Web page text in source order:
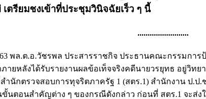
ตรียมชงเข้าที่ประชุมวินิจฉัยเร็ว ๆ นี้
.........................
พล.ต.อ.วัชรพล ประสารราชกิจ ประธานคณะกรรมกา
ภายหลังได้รับรายงานผลข้อเท็จจริงคดีนายวรยุทธ อยู่วิ
นักตรวจสอบการทุจริตภาครัฐ 1 (สตร.1) สำนักงาน ป.ป
ขั้นตอนสำคัญต่าง ๆ ของกรณีดังกล่าว ก่อนที่ สตร.1 จะส่